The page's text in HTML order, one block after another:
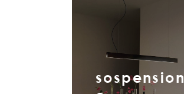
sospension